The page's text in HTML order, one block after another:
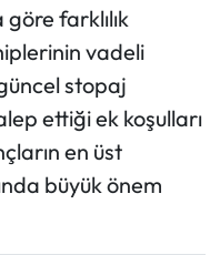
göre farklılık
vadeli
stopaj
ettiği ek koşulları
en üst
büyük önem